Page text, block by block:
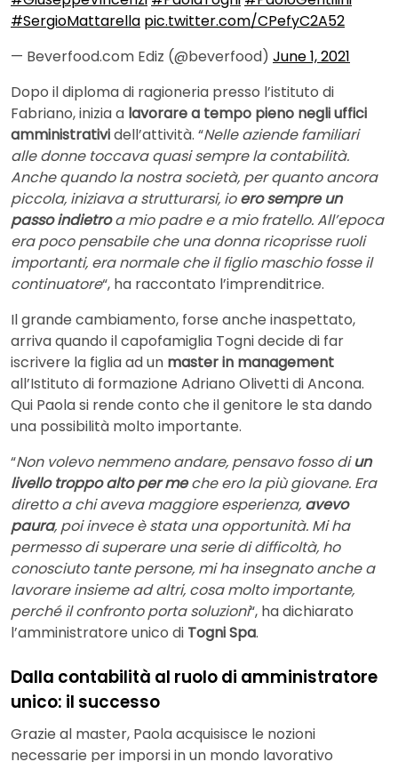
#SergioMattarella pic.twitter.com/CPefyC2A52
— Beverfood.com Ediz (@beverfood) June 1, 2021
Dopo il diploma di ragioneria presso l’istituto di
Fabriano, inizia a lavorare a tempo pieno negli uffici
amministratividell’attività. “Nelle aziende familiari
alle donne toccava quasi sempre la contabilità.
Anche quando la nostra società, per quanto ancora
piccola, iniziava a strutturarsi, ioero sempre un
passo indietroa mio padre e a mio fratello. All’epoca
era poco pensabile che una donna ricoprisse ruoli
importanti, era normale che il figlio maschio fosse il
continuatore“, ha raccontato l’imprenditrice.
Il grande cambiamento, forse anche inaspettato,
arriva quando il capofamiglia Togni decide di far
iscrivere la figlia ad un master in management
all’Istituto di formazione Adriano Olivetti di Ancona.
Qui Paola si rende conto che il genitore le sta dando
una possibilità molto importante.
“Non volevo nemmeno andare, pensavo fosso diun
livello troppo alto per meche ero la più giovane. Era
diretto a chi aveva maggiore esperienza, avevo
paura, poi invece è stata una opportunità. Mi ha
permesso di superare una serie di difficoltà, ho
conosciuto tante persone, mi ha insegnato anche a
lavorare insieme ad altri, cosa molto importante,
perché il confronto porta soluzioni“, ha dichiarato
l’amministratore unico di Togni Spa.
Dalla contabilità al ruolo di amministratore
unico: il successo
Grazie al master, Paola acquisisce le nozioni
necessarie per imporsi in un mondo lavorativo